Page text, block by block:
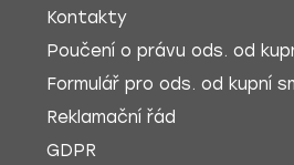
Kontakty
Poučení o právu ods. od
Formulář pro ods. od kupní
Reklamační řád
GDPR